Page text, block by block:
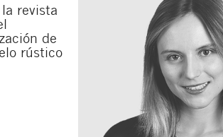
revista
de
rústico